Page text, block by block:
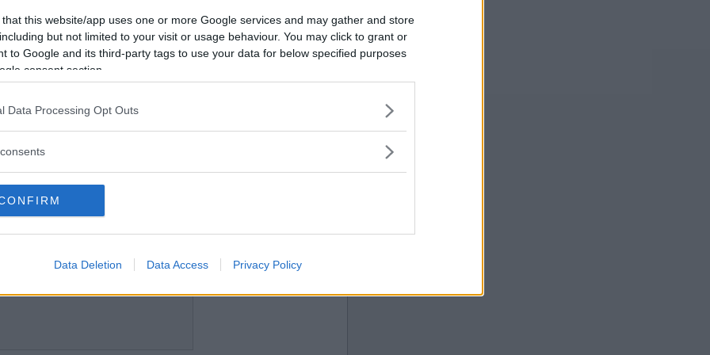
that this website/app uses one or more Google services and may gather and store
but not limited to your visit or usage behaviour. You may click to grant or
to Google and its third-party tags to use your data for below specified purposes
consent section.
Data Processing Opt Outs
Data Deletion Data Access Privacy Policy
2017-08-28 22:07
Vill du bli
medlem?